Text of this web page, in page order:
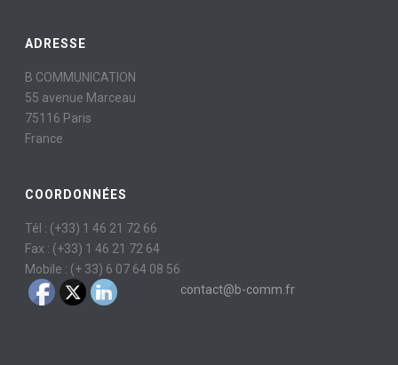
ADRESSE
B COMMUNICATION
55 avenue Marceau
75116 Paris
France
COORDONNÉES
Tél : (+33) 1 46 21 72 66
Fax : (+33) 1 46 21 72 64
Mobile : (+ 33) 6 07 64 08 56
contact@b-comm.fr